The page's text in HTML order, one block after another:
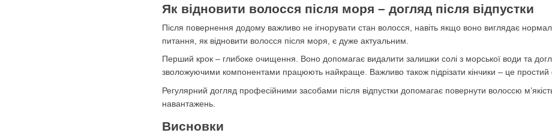
Як відновити волосся після моря – догляд після відпустки
Після повернення додому важливо не ігнорувати стан волосся, навіть якщо воно виглядає
питання, як відновити волосся після моря, є дуже актуальним.
Перший крок – глибоке очищення. Воно допомагає видалити залишки солі з морської води та
зволожуючими компонентами працюють найкраще. Важливо також підрізати кінчики – це простий
Регулярний догляд професійними засобами після відпустки допомагає повернути волоссю
навантажень.
Висновки